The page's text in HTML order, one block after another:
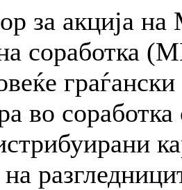
за акција
соработка
во
на